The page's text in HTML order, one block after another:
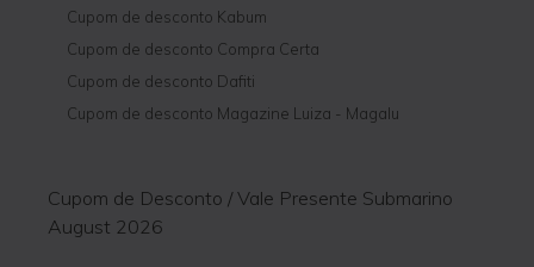
Cupom de desconto Kabum
Cupom de desconto Compra Certa
Cupom de desconto Dafiti
Cupom de desconto Magazine Luiza - Magalu
Cupom de Desconto / Vale Presente Submarino
August 2026